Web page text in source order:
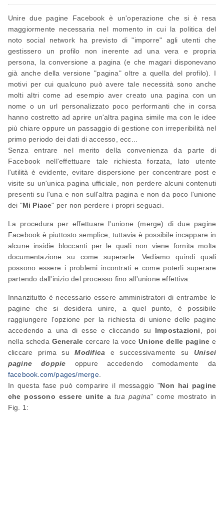
Unire due pagine Facebook è un'operazione che si è resa
maggiormente necessaria nel momento in cui la politica del
noto social network ha previsto di "imporre" agli utenti che
gestissero un profilo non inerente ad una vera e propria
persona, la conversione a pagina (e che magari disponevano
già anche della versione "pagina" oltre a quella del profilo). I
motivi per cui qualcuno può avere tale necessità sono anche
molti altri come ad esempio aver creato una pagina con un
nome o un url personalizzato poco performanti che in corsa
hanno costretto ad aprire un'altra pagina simile ma con le idee
più chiare oppure un passaggio di gestione con irreperibilità nel
primo periodo dei dati di accesso, ecc...
Senza entrare nel merito della convenienza da parte di
Facebook nell'effettuare tale richiesta forzata, lato utente
l'utilità è evidente, evitare dispersione per concentrare post e
visite su un'unica pagina ufficiale, non perdere alcuni contenuti
presenti su l'una e non sull'altra pagina e non da poco l'unione
dei "Mi Piace" per non perdere i propri seguaci.
La procedura per effettuare l'unione (merge) di due pagine
Facebook è piuttosto semplice, tuttavia è possibile incappare in
alcune insidie bloccanti per le quali non viene fornita molta
documentazione su come superarle. Vediamo quindi quali
possono essere i problemi incontrati e come poterli superare
partendo dall'inizio del processo fino all'unione effettiva:
Innanzitutto è necessario essere amministratori di entrambe le
pagine che si desidera unire, a quel punto, è possibile
raggiungere l'opzione per la richiesta di unione delle pagine
accedendo a una di esse e cliccando su Impostazioni , poi
nella scheda Generale cercare la voceUnione delle pagine e
cliccare prima suModifica e successivamente suUnisci
pagine doppie oppure accedendo comodamente da
facebook.com/pages/merge.
In questa fase può comparire il messaggio "Non hai pagine
che possono essere unite atua pagina" come mostrato in
Fig. 1: